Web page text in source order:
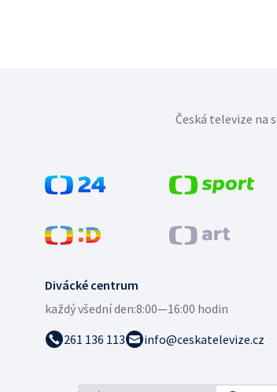
Divácké centrum
každý všední den:8:00—16:00 hodin
261 136 113
info@ceskatelevize.cz
Česká televize na